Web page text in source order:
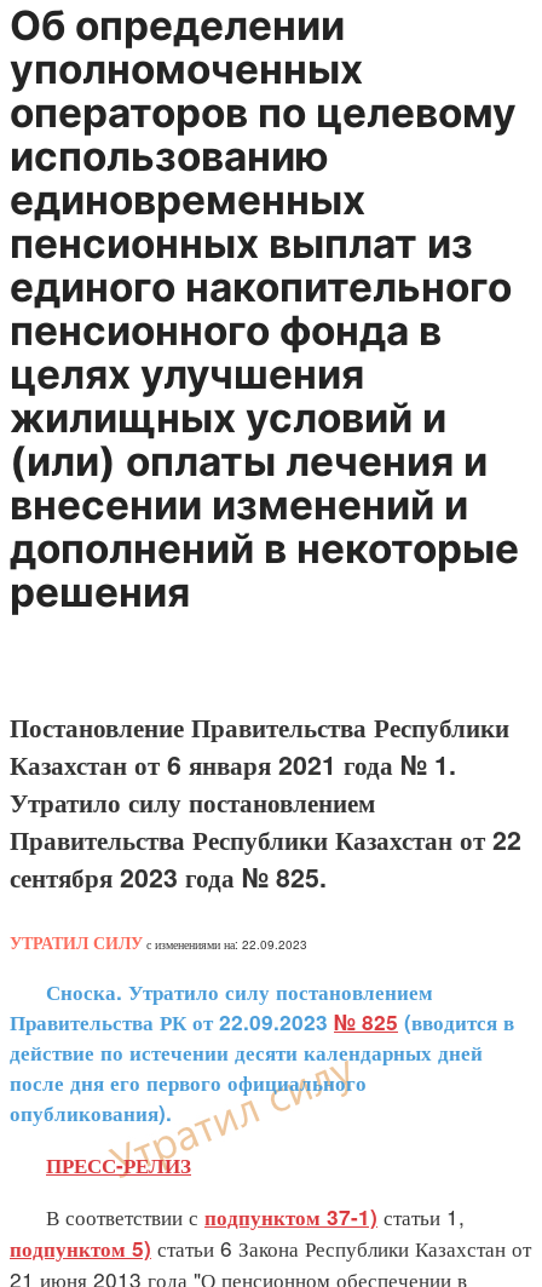
Об определении
уполномоченных
операторов по целевому
использованию
единовременных
пенсионных выплат из
единого накопительного
пенсионного фонда в
целях улучшения
жилищных условий и
(или) оплаты лечения и
внесении изменений и
дополнений в некоторые
решения
Постановление Правительства Республики
Казахстан от 6 января 2021 года № 1.
Утратило силу постановлением
Правительства Республики Казахстан от 22
сентября 2023 года № 825.
УТРАТИЛ СИЛУ с изменениями на: 22.09.2023
Сноска. Утратило силу постановлением
Правительства РК от 22.09.2023 № 825 (вводится в
действие по истечении десяти календарных дней
после дня его первого официального
опубликования).
ПРЕСС-РЕЛИЗ
В соответствии с подпунктом 37-1) статьи 1,
подпунктом 5) статьи 6 Закона Республики Казахстан от
21 июня 2013 года "О пенсионном обеспечении в